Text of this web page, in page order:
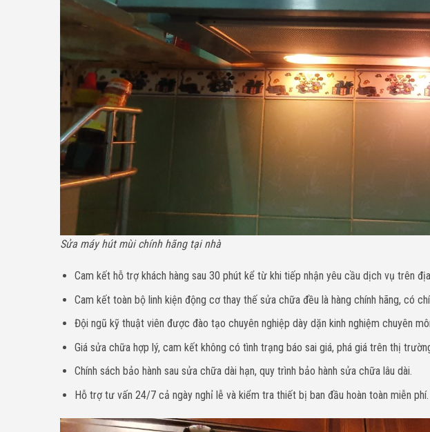
Sửa máy hút mùi chính hãng tại nhà
Cam kết hỗ trợ khách hàng sau 30 phút kể từ khi tiếp nhận yêu cầu dịch vụ trên địa
Cam kết toàn bộ linh kiện động cơ thay thế sửa chữa đều là hàng chính hãng, có
Đội ngũ kỹ thuật viên được đào tạo chuyên nghiệp dày dặn kinh nghiệm chuyên
Giá sửa chữa hợp lý, cam kết không có tình trạng báo sai giá, phá giá trên thị
Chính sách bảo hành sau sửa chữa dài hạn, quy trình bảo hành sửa chữa lâu dài.
Hỗ trợ tư vấn 24/7 cả ngày nghỉ lễ và kiểm tra thiết bị ban đầu hoàn toàn miễn phí.